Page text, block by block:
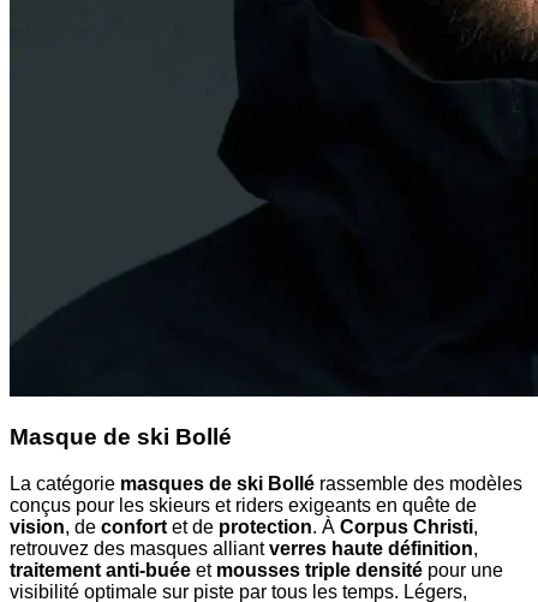
Masque de ski Bollé
La catégorie masques de ski Bollé rassemble des modèles
conçus pour les skieurs et riders exigeants en quête de
vision, de confort et de protection. À Corpus Christi,
retrouvez des masques alliantverres haute définition,
traitement anti-buée et mousses triple densité pour une
visibilité optimale sur piste par tous les temps. Légers,